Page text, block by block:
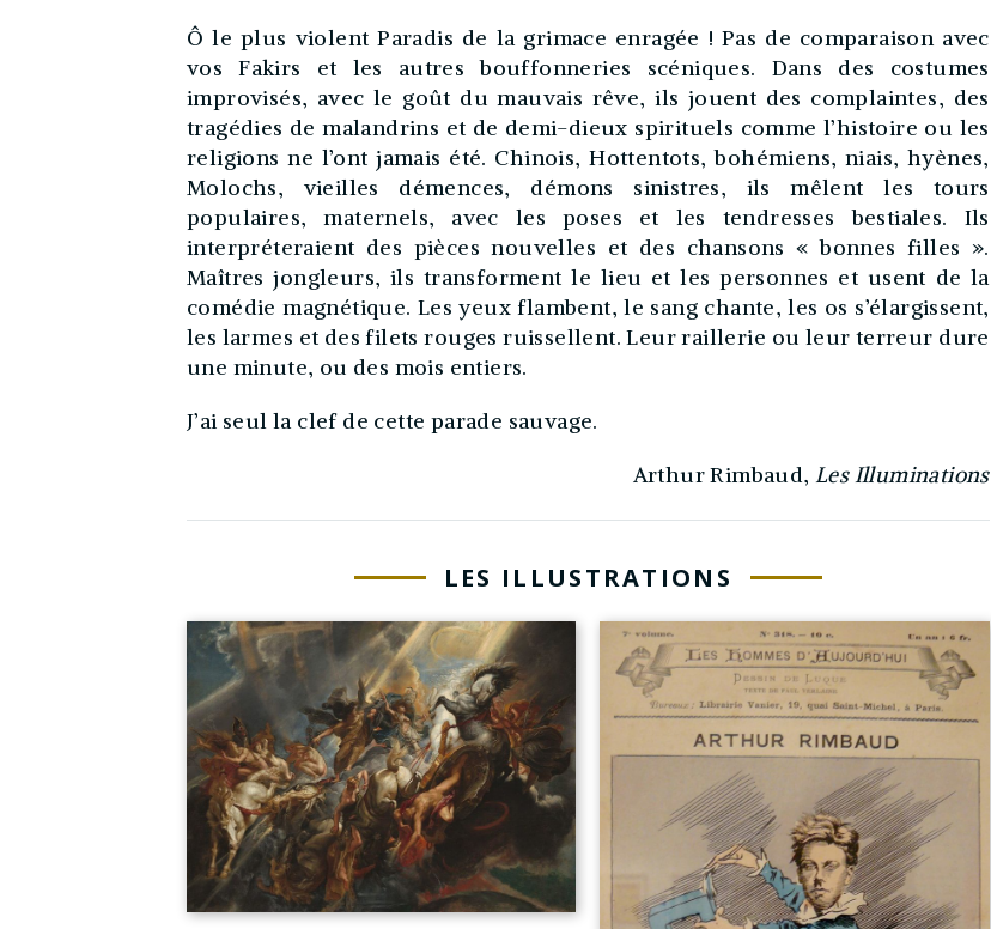
Ô le plus violent Paradis de la grimace enragée ! Pas de comparaison avec
vos Fakirs et les autres bouffonneries scéniques. Dans des costumes
improvisés, avec le goût du mauvais rêve, ils jouent des complaintes, des
tragédies de malandrins et de demi-dieux spirituels comme l’histoire ou les
religions ne l’ont jamais été. Chinois, Hottentots, bohémiens, niais, hyènes,
Molochs, vieilles démences, démons sinistres, ils mêlent les tours
populaires, maternels, avec les poses et les tendresses bestiales. Ils
interpréteraient des pièces nouvelles et des chansons « bonnes filles ».
Maîtres jongleurs, ils transforment le lieu et les personnes et usent de la
comédie magnétique. Les yeux flambent, le sang chante, les os s’élargissent,
les larmes et des filets rouges ruissellent. Leur raillerie ou leur terreur dure
une minute, ou des mois entiers.
J’ai seul la clef de cette parade sauvage.
Arthur Rimbaud, Les Illuminations
LES ILLUSTRATIONS